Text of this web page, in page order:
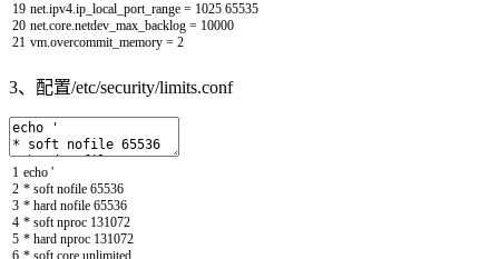
19
20
21
net.ipv4.ip_local_port_range = 1025 65535
net.core.netdev_max_backlog = 10000
vm.overcommit_memory = 2
3、配置/etc/security/limits.conf
1
2
3
4
5
6
echo '
* soft nofile 65536
* hard nofile 65536
* soft nproc 131072
* hard nproc 131072
* soft core unlimited